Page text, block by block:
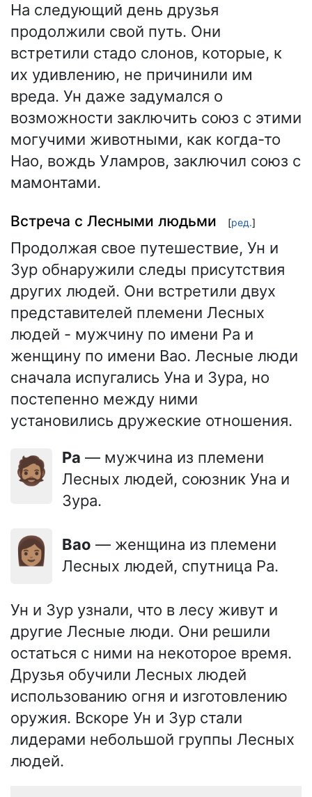
На следующий день друзья
продолжили свой путь. Они
встретили стадо слонов, которые, к
их удивлению, не причинили им
вреда. Ун даже задумался о
возможности заключить союз с этими
могучими животными, как когда-то
Нао, вождь Уламров, заключил союз с
мамонтами.
Встреча с Лесными людьми [ред.]
Продолжая свое путешествие, Ун и
Зур обнаружили следы присутствия
других людей. Они встретили двух
представителей племени Лесных
людей - мужчину по имени Ра и
женщину по имени Вао. Лесные люди
сначала испугались Уна и Зура, но
постепенно между ними
установились дружеские отношения.
🧔🏽 Ра — мужчина из племени
Лесных людей, союзник Уна и
Зура.
👩🏽 Вао — женщина из племени
Лесных людей, спутница Ра.
Ун и Зур узнали, что в лесу живут и
другие Лесные люди. Они решили
остаться с ними на некоторое время.
Друзья обучили Лесных людей
использованию огня и изготовлению
оружия. Вскоре Ун и Зур стали
лидерами небольшой группы Лесных
людей.